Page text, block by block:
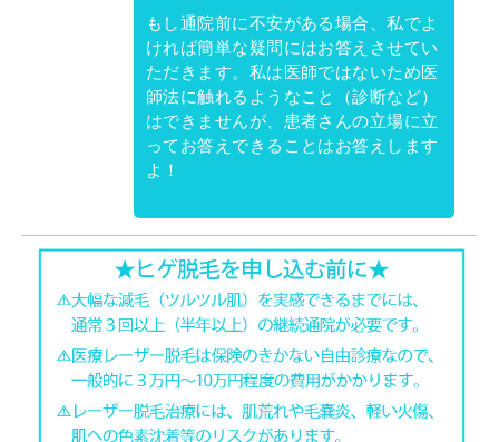
もし通院前に不安がある場合、私でよ
ければ簡単な疑問にはお答えさせてい
ただきます。私は医師ではないため医
師法に触れるようなこと（診断など）
はできませんが、患者さんの立場に立
ってお答えできることはお答えします
よ！